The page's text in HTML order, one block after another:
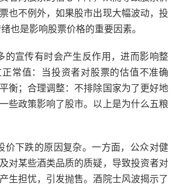
也不例外，如果股市出现大幅波动，投
也是影响股票价格的重要因素。
的宣传有时会产生反作用，进而影响整
常值：当投资者对股票的估值不准确
衡；合理调整：不排除国家为了更好地
些政策影响了股市。以上是为什么五粮
价下跌的原因复杂。一方面，公众对健
对某些酒类品质的质疑，导致投资者对
生担忧，引发抛售。酒院士风波揭示了